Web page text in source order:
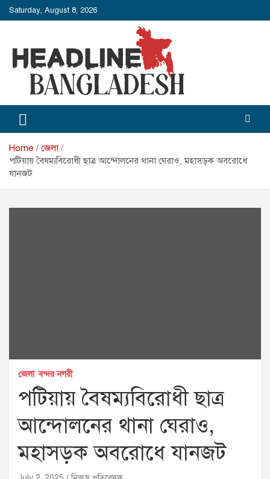
Skip
to
Saturday, August 8, 2026
Headline Bangladesh
Home
জেলা
পটিয়ায় বৈষম্যবিরোধী ছাত্র আন্দোলনের থানা ঘেরাও, মহাসড়ক অবরোধে
যানজট
জেলা বন্দর নগরী
পটিয়ায় বৈষম্যবিরোধী ছাত্র
আন্দোলনের থানা ঘেরাও,
মহাসড়ক অবরোধে যানজট